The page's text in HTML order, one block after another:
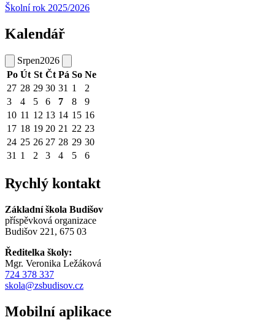
Školní rok 2025/2026
Kalendář
Srpen2026
Po Út St Čt Pá So Ne
27 28 29 30 31 1
2
3
4 5 6 7 8
9
10 11 12 13 14 15 16
17 18 19 20 21 22 23
24 25 26 27 28 29 30
31 1 2 3 4 5 6
Rychlý kontakt
Základní škola Budišov
příspěvková organizace
Budišov 221, 675 03
Ředitelka školy:
Mgr. Veronika Ležáková
724 378 337
skola@zsbudisov.cz
Mobilní aplikace